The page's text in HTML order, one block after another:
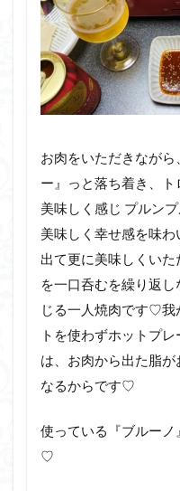
お肉をいただきなが
ー』っと落ち着き、
美味しく感じ プルン
美味しく幸せ感を味
出て更に美味しくい
を一口呑むを繰り返
じる一人焼肉です♡我
トを使わずホットプ
は、お肉から出た脂が
なるからです♡
使っている『ブルー
♡